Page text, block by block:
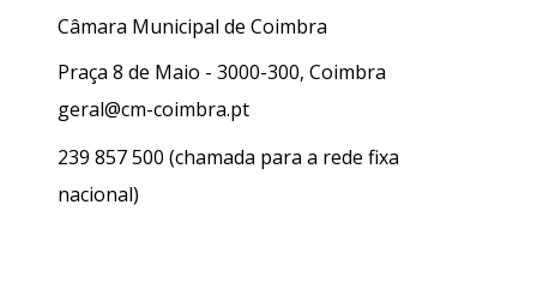
Câmara Municipal de Coimbra
Praça 8 de Maio - 3000-300, Coimbra
geral@cm-coimbra.pt
239 857 500 (chamada para a rede fixa
nacional)